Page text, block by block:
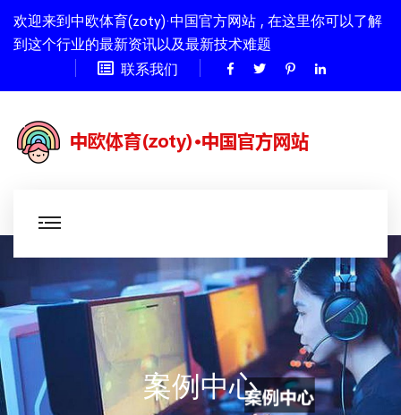
欢迎来到中欧体育(zoty)·中国官方网站 , 在这里你可以了解
到这个行业的最新资讯以及最新技术难题
联系我们
案例中心